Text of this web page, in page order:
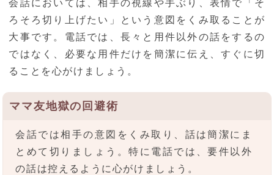
会話においては、相手の視線や手ぶり、表情で「そ
ろそろ切り上げたい」という意図をくみ取ることが
大事です。電話では、長々と用件以外の話をするの
ではなく、必要な用件だけを簡潔に伝え、すぐに切
ることを心がけましょう。
ママ友地獄の回避術
会話では相手の意図をくみ取り、話は簡潔にま
とめて切りましょう。特に電話では、要件以外
の話は控えるように心がけましょう。